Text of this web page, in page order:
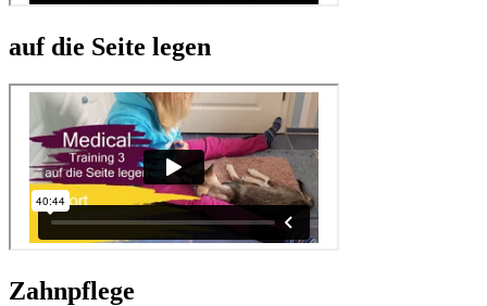
auf die Seite legen
Zahnpflege